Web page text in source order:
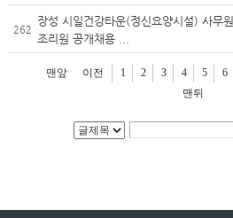
262
장성 시일건강타운(정신요양시설) 사무원.
조리원 공개채용 ...
맨앞 이전 1 2 3 4 5 6
맨뒤